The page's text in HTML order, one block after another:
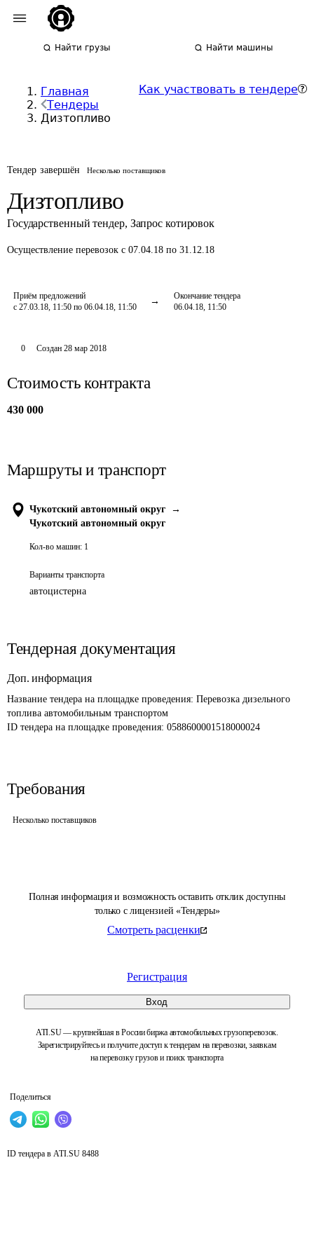
Найти грузы Найти машины
Главная
Тендеры
Дизтопливо
Как участвовать в тендере
Тендер завершён Несколько поставщиков
Дизтопливо
Государственный тендер, Запрос котировок
Осуществление перевозок с 07.04.18 по 31.12.18
Приём предложений
с 27.03.18, 11:50 по 06.04.18, 11:50
Окончание тендера
06.04.18, 11:50
Полная информация и возможность оставить отклик доступны
только с лицензией «Тендеры»
Смотреть расценки
Регистрация
Вход
ATI.SU — крупнейшая в России биржа автомобильных грузоперевозок.
Зарегистрируйтесь и получите доступ к тендерам на перевозки, заявкам
на перевозку грузов и поиск транспорта
Поделиться
0 Создан 28 мар 2018
Стоимость контракта
430 000
Маршруты и транспорт
Чукотский автономный округ
→
Чукотский автономный округ
Кол-во машин: 1
Варианты транспорта
автоцистерна
Тендерная документация
Доп. информация
Название тендера на площадке проведения: Перевозка дизельного
топлива автомобильным транспортом
ID тендера на площадке проведения: 0588600001518000024
Требования
Несколько поставщиков
ID тендера в ATI.SU 8488